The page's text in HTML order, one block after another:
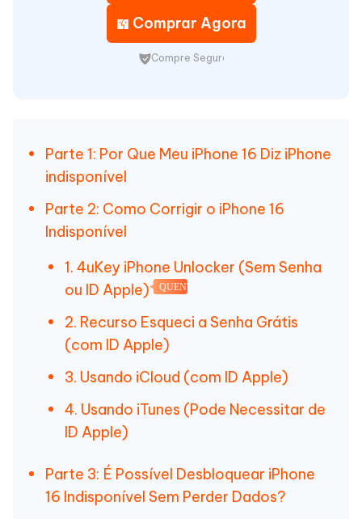
Comprar Agora
Compre Seguro
Parte 1: Por Que Meu iPhone 16 Diz iPhone
indisponível
Parte 2: Como Corrigir o iPhone 16
Indisponível
1. 4uKey iPhone Unlocker (Sem Senha
ou ID Apple)
QUENTE
2. Recurso Esqueci a Senha Grátis
(com ID Apple)
3. Usando iCloud (com ID Apple)
4. Usando iTunes (Pode Necessitar de
ID Apple)
Parte 3: É Possível Desbloquear iPhone
16 Indisponível Sem Perder Dados?